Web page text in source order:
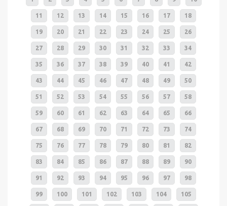
11 12 13 14 15 16 17 18
19 20 21 22 23 24 25 26
27 28 29 30 31 32 33 34
35 36 37 38 39 40 41 42
43 44 45 46 47 48 49 50
51 52 53 54 55 56 57 58
59 60 61 62 63 64 65 66
67 68 69 70 71 72 73 74
75 76 77 78 79 80 81 82
83 84 85 86 87 88 89 90
91 92 93 94 95 96 97 98
99 100 101 102 103 104 105